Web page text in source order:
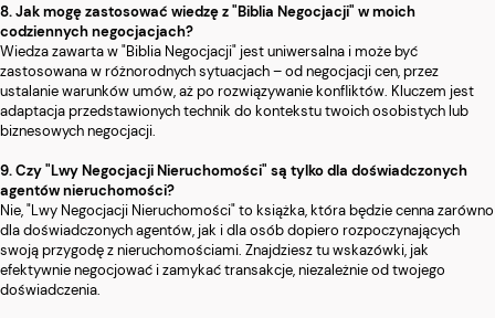
8. Jak mogę zastosować wiedzę z "Biblia Negocjacji" w moich
codziennych negocjacjach?
Wiedza zawarta w "Biblia Negocjacji" jest uniwersalna i może być
zastosowana w różnorodnych sytuacjach – od negocjacji cen, przez
ustalanie warunków umów, aż po rozwiązywanie konfliktów. Kluczem jest
adaptacja przedstawionych technik do kontekstu twoich osobistych lub
biznesowych negocjacji.
9. Czy "Lwy Negocjacji Nieruchomości" są tylko dla doświadczonych
agentów nieruchomości?
Nie, "Lwy Negocjacji Nieruchomości" to książka, która będzie cenna zarówno
dla doświadczonych agentów, jak i dla osób dopiero rozpoczynających
swoją przygodę z nieruchomościami. Znajdziesz tu wskazówki, jak
efektywnie negocjować i zamykać transakcje, niezależnie od twojego
doświadczenia.